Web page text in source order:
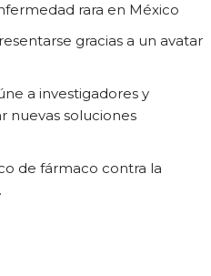
rara en México
gracias a un avatar
a investigadores y
nuevas soluciones
de fármaco contra la